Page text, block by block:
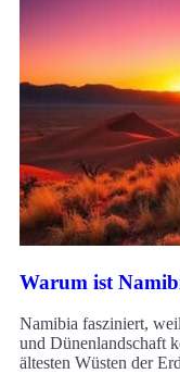
Warum ist
Namibia fasziniert,
und Dünenlandschaft
ältesten Wüsten der